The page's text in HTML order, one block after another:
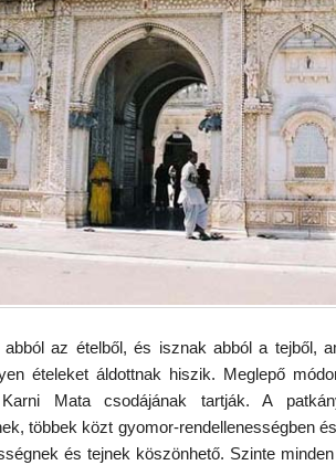
az ételből, és isznak abból a tejből,
ételeket áldottnak hiszik. Meglepő
Mata csodájának tartják. A
többek közt gyomor-rendellenességben
és tejnek köszönhető. Szinte